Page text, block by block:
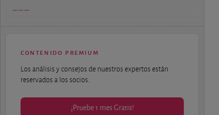
contenido premium
Los análisis y consejos de nuestros expertos están
reservados a los socios.
¡Pruebe 1 mes Gratis!